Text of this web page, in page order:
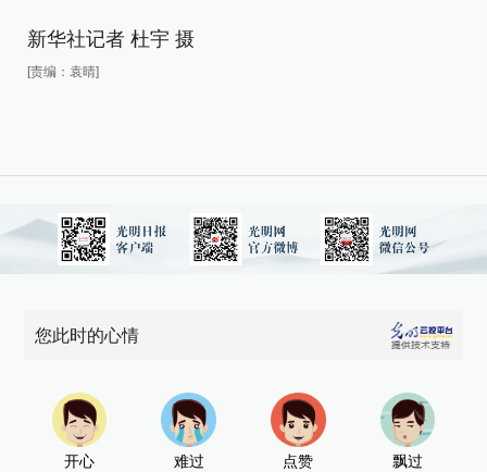
新华社记者 杜宇 摄
[责编：袁晴]
您此时的心情
开心 难过 点赞 飘过